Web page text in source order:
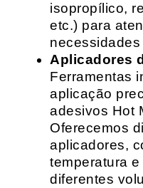
isopropílico,
etc.) para
Aplicadores
Ferramentas
aplicação
adesivos Hot
Oferecemos
aplicadores,
temperatura
diferentes